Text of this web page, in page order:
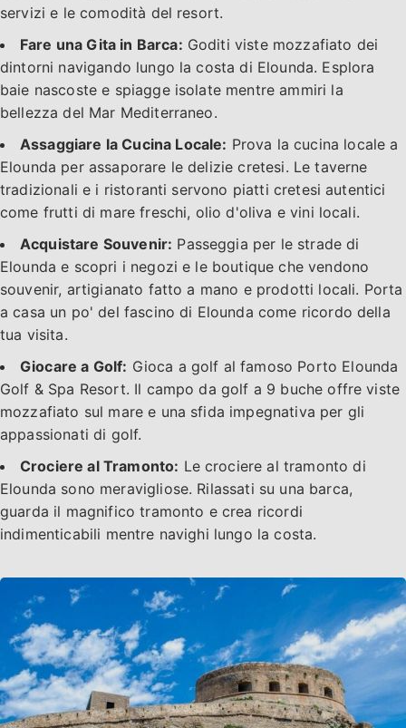
servizi e le comodità del resort.
Fare una Gita in Barca: Goditi viste mozzafiato dei
dintorni navigando lungo la costa di Elounda. Esplora
baie nascoste e spiagge isolate mentre ammiri la
bellezza del Mar Mediterraneo.
Assaggiare la Cucina Locale: Prova la cucina locale a
Elounda per assaporare le delizie cretesi. Le taverne
tradizionali e i ristoranti servono piatti cretesi autentici
come frutti di mare freschi, olio d'oliva e vini locali.
Acquistare Souvenir: Passeggia per le strade di
Elounda e scopri i negozi e le boutique che vendono
souvenir, artigianato fatto a mano e prodotti locali. Porta
a casa un po' del fascino di Elounda come ricordo della
tua visita.
Giocare a Golf: Gioca a golf al famoso Porto Elounda
Golf & Spa Resort. Il campo da golf a 9 buche offre viste
mozzafiato sul mare e una sfida impegnativa per gli
appassionati di golf.
Crociere al Tramonto: Le crociere al tramonto di
Elounda sono meravigliose. Rilassati su una barca,
guarda il magnifico tramonto e crea ricordi
indimenticabili mentre navighi lungo la costa.